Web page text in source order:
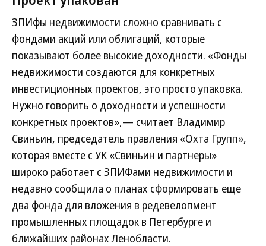
ЗПИфы недвижимости сложно сравнивать с
фондами акций или облигаций, которые
показывают более высокие доходности. «Фонды
недвижимости создаются для конкретных
инвестиционных проектов, это просто упаковка.
Нужно говорить о доходности и успешности
конкретных проектов»,— считает Владимир
Свиньин, председатель правления «Охта Групп»,
которая вместе с УК «Свиньин и партнеры»
широко работает с ЗПИФами недвижимости и
недавно сообщила о планах сформировать еще
два фонда для вложения в редевелопмент
промышленных площадок в Петербурге и
ближайших районах Ленобласти.